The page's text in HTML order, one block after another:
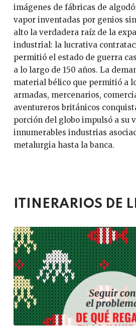
imágenes de fábricas de
vapor inventadas por genios
alto la verdadera raíz de la
industrial: la lucrativa
permitió el estado de guerra
a lo largo de 150 años. La
material bélico que permitió a
armadas, mercenarios,
aventureros británicos
porción del globo impulsó a su
innumerables industrias
metalurgia hasta la banca.
ITINERARIOS DE